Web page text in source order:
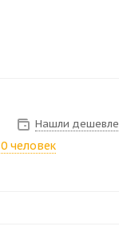
Нашли
0 человек